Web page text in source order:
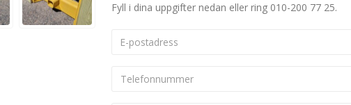
Fyll i dina uppgifter nedan eller ring 010-200 77 25.